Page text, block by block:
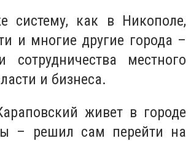
систему, как в Никополе,
и многие другие города –
сотрудничества местного
и бизнеса.
живет в городе
– решил сам перейти на